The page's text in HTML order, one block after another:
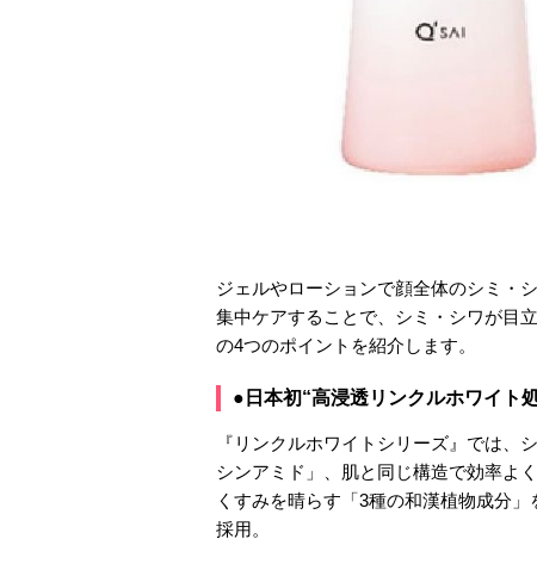
ジェルやローションで顔全体のシミ・
集中ケアすることで、シミ・シワが目
の4つのポイントを紹介します。
●日本初“高浸透リンクルホワイト
『リンクルホワイトシリーズ』では、
シンアミド」、肌と同じ構造で効率よ
くすみを晴らす「3種の和漢植物成分
採用。